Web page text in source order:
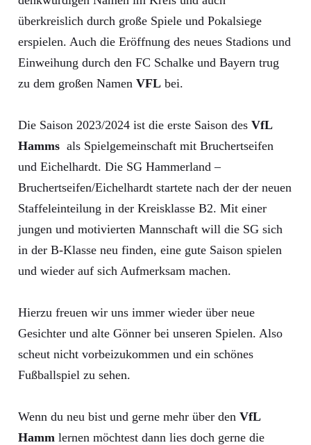
überkreislich durch große Spiele und Pokalsiege
erspielen. Auch die Eröffnung des neues Stadions und
Einweihung durch den FC Schalke und Bayern trug
zu dem großen Namen VFL bei.
Die Saison 2023/2024 ist die erste Saison des VfL
Hamms als Spielgemeinschaft mit Bruchertseifen
und Eichelhardt. Die SG Hammerland –
Bruchertseifen/Eichelhardt startete nach der der neuen
Staffeleinteilung in der Kreisklasse B2. Mit einer
jungen und motivierten Mannschaft will die SG sich
in der B-Klasse neu finden, eine gute Saison spielen
und wieder auf sich Aufmerksam machen.
Hierzu freuen wir uns immer wieder über neue
Gesichter und alte Gönner bei unseren Spielen. Also
scheut nicht vorbeizukommen und ein schönes
Fußballspiel zu sehen.
Wenn du neu bist und gerne mehr über den VfL
Hamm lernen möchtest dann lies doch gerne die